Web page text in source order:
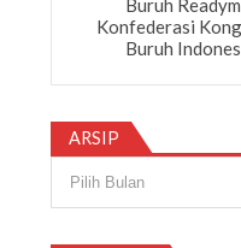
Buruh
Konfederasi
Buruh
ARSIP